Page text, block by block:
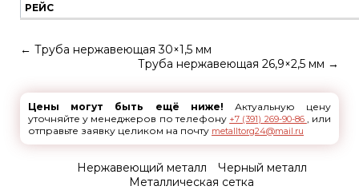
РЕЙС
← Труба нержавеющая 30×1,5 мм
Труба нержавеющая 26,9×2,5 мм →
Цены могут быть ещё ниже! Актуальную цену
уточняйте у менеджеров по телефону +7 (391) 269-90-86 , или
отправьте заявку целиком на почту metalltorg24@mail.ru
Нержавеющий металл
Черный металл
Металлическая сетка